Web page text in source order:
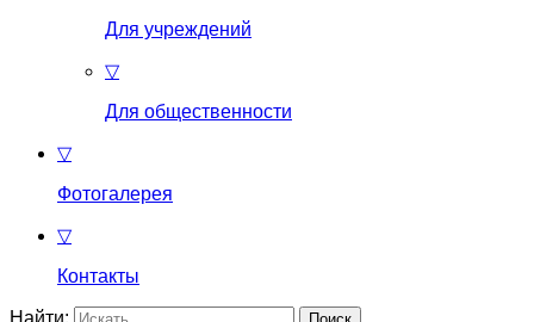
Для учреждений
▽
Для общественности
▽
Фотогалерея
▽
Контакты
Найти: